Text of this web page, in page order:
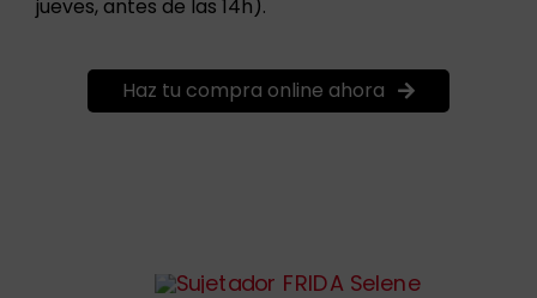
jueves, antes de las 14h).
Haz tu compra online ahora